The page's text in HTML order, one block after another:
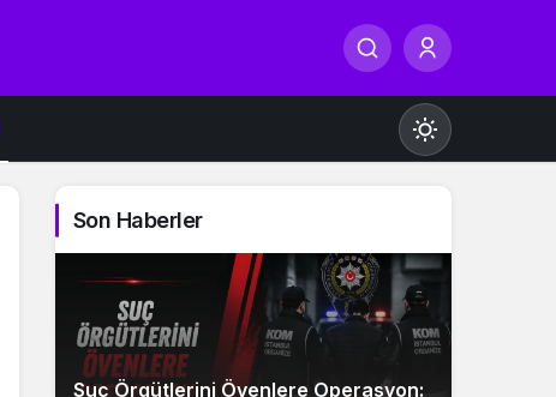
Gündüz Modu
Gündüz modunu seçin.
Son Haberler
Suç Örgütlerini Övenlere Operasyon: